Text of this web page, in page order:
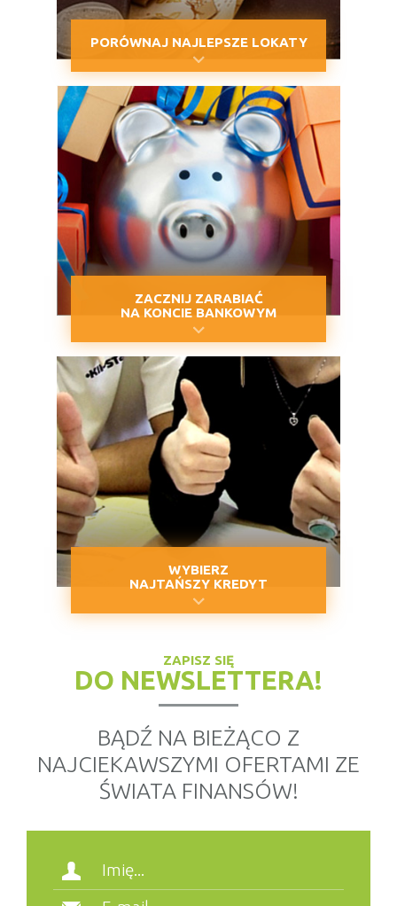
PORÓWNAJ NAJLEPSZE LOKATY
ZACZNIJ ZARABIAĆ
NA KONCIE BANKOWYM
WYBIERZ
NAJTAŃSZY KREDYT
ZAPISZ SIĘ
DO NEWSLETTERA!
BĄDŹ NA BIEŻĄCO Z
NAJCIEKAWSZYMI OFERTAMI ZE
ŚWIATA FINANSÓW!